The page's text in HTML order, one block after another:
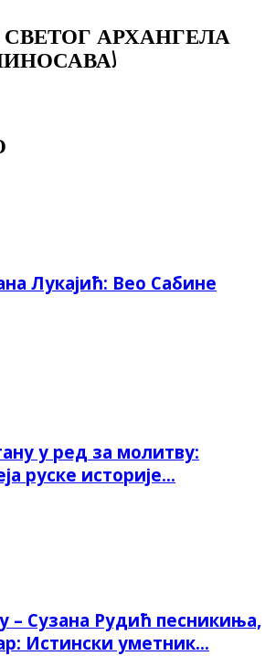
АРХАНГЕЛА
Лукајић: Вео Сабине
у ред за молитву:
руске историје...
– Сузана Рудић песникиња,
Истински уметник...